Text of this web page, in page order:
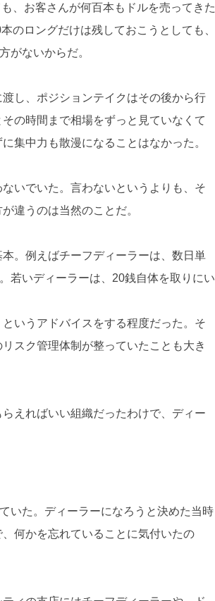
、お客さんが何百本もドルを売ってきた
のロングだけは残しておこうとしても、
がないからだ。
し、ポジションテイクはその後から行
の時間まで相場をずっと見ていなくて
集中力も散漫になることはなかった。
いでいた。言わないというよりも、そ
違うのは当然のことだ。
。例えばチーフディーラーは、数日単
若いディーラーは、20銭自体を取りにい
いうアドバイスをする程度だった。そ
スク管理体制が整っていたことも大き
えればいい組織だったわけで、ディー
いた。ディーラーになろうと決めた当時
何かを忘れていることに気付いたの